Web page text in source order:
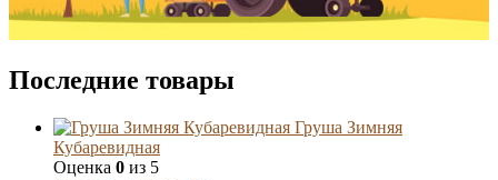
Последние товары
Груша Зимняя
Кубаревидная
Оценка 0 из 5